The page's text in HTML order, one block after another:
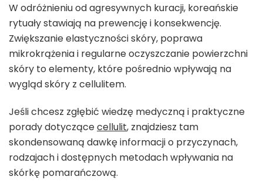
W odróżnieniu od agresywnych kuracji, koreańskie
rytuały stawiają na prewencję i konsekwencję.
Zwiększanie elastyczności skóry, poprawa
mikrokrążenia i regularne oczyszczanie powierzchni
skóry to elementy, które pośrednio wpływają na
wygląd skóry z cellulitem.
Jeśli chcesz zgłębić wiedzę medyczną i praktyczne
porady dotyczącecellulit, znajdziesz tam
skondensowaną dawkę informacji o przyczynach,
rodzajach i dostępnych metodach wpływania na
skórkę pomarańczową.